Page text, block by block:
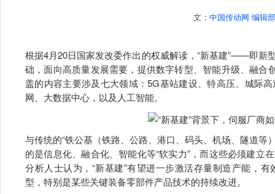
文： 中国传动网 编辑部
根据4月20日国家发改委作出的权威解读，“新基建”——即新
础，面向高质量发展需要，提供数字转型、智能升级、融合
盖的内容主要涉及七大领域：5G基站建设、特高压、城际
网、大数据中心，以及人工智能。
与传统的“铁公基（铁路、公路、港口、码头、机场、隧道等
的是信息化、融合化、智能化等“软实力”，而这些必须建立
分析人士认为，“新基建”有望进一步激活存量制造产能，
型，特别是某些关键装备零部件产品技术的持续改进。